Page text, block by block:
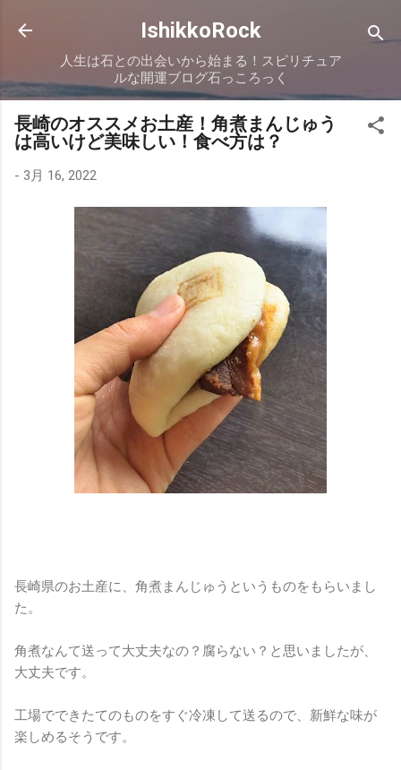
スキップしてメイン コンテンツに移動
IshikkoRock
人生は石との出会いから始まる！スピリチュア
ルな開運ブログ石っころっく
長崎のオススメお土産！角煮まんじゅう
は高いけど美味しい！食べ方は？
- 3月 16, 2022
長崎県のお土産に、角煮まんじゅうというものをもらいまし
た。
角煮なんて送って大丈夫なの？腐らない？と思いましたが、
大丈夫です。
工場でできたてのものをすぐ冷凍して送るので、新鮮な味が
楽しめるそうです。